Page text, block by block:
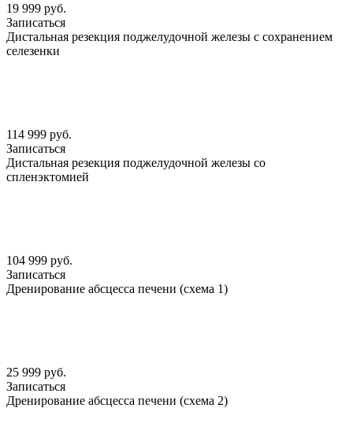
19 999 руб.
Записаться
Дистальная резекция поджелудочной железы с сохранением
селезенки
114 999 руб.
Записаться
Дистальная резекция поджелудочной железы со
спленэктомией
104 999 руб.
Записаться
Дренирование абсцесса печени (схема 1)
25 999 руб.
Записаться
Дренирование абсцесса печени (схема 2)